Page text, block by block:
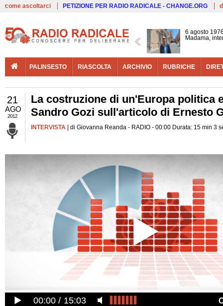
come ascoltarci PETIZIONE PER RADIO RADICALE - CHANGE.ORG
6 agosto
Madama,
PALINSESTO RIASCOLTA ARCHIVIO RUBRICHE
21
AGO
2012
La costruzione di un'Europa politica
Sandro Gozi sull'articolo di Ernesto
INTERVISTA | di Giovanna Reanda - RADIO - 00:00 Durata: 15 min 3
00:00 15:03